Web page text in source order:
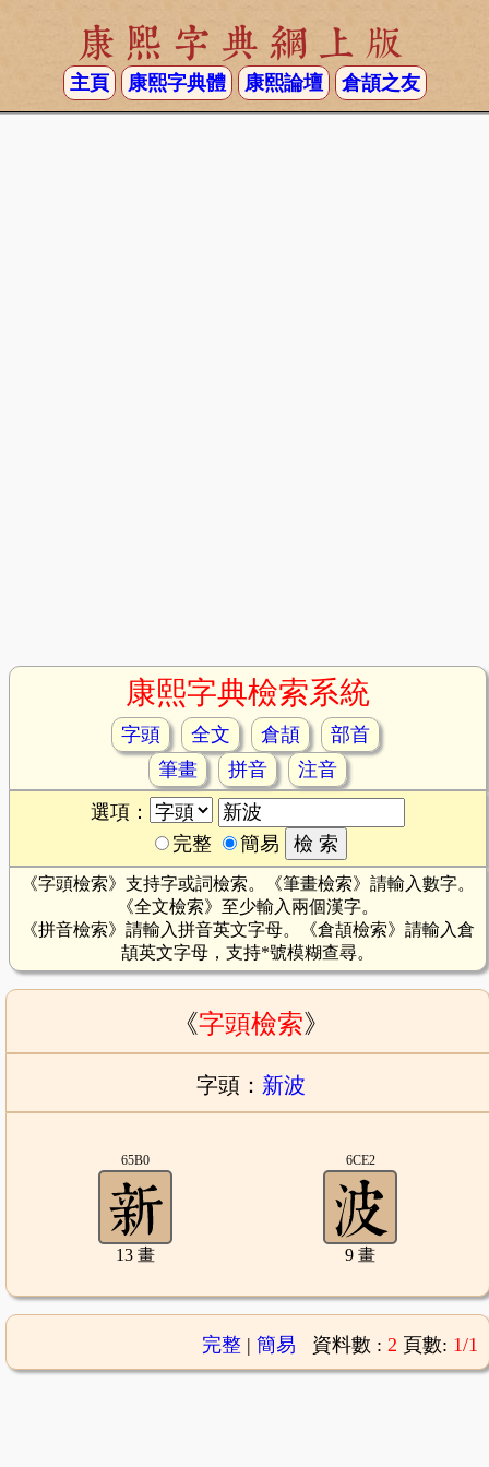
康熙字典網上版
主頁 康熙字典體 康熙論壇 倉頡之友
康熙字典檢索系統
字頭 全文 倉頡
部首
筆畫
拼音
注音
選項：
完整
簡易
《字頭檢索》支持字或詞檢索。《筆畫檢索》請輸入數字。
《全文檢索》至少輸入兩個漢字。
《拼音檢索》請輸入拼音英文字母。《倉頡檢索》請輸入倉
頡英文字母，支持*號模糊查尋。
《字頭檢索》
字頭： 新波
65B0
13 畫
6CE2
9 畫
完整| 簡易 資料數 : 2 頁數: 1/1